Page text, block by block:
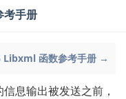
Libxml 函数参考手册 →
考手册
息输出被发送之前，